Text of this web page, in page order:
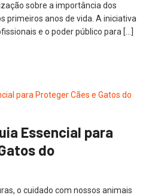
sobre a importância dos
primeiros anos de vida. A iniciativa
e o poder público para […]
Essencial para
do
o cuidado com nossos animais